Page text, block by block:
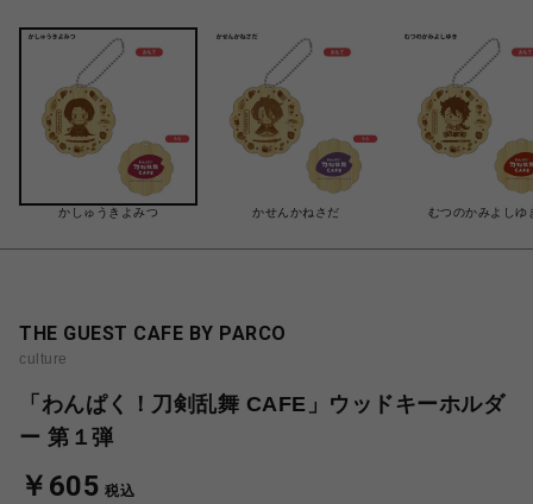
かしゅうきよみつ かせんかねさだ むつのかみよしゆ
THE GUEST CAFE BY PARCO
culture
「わんぱく！刀剣乱舞 CAFE」ウッドキーホルダ
ー 第１弾
￥605 税込